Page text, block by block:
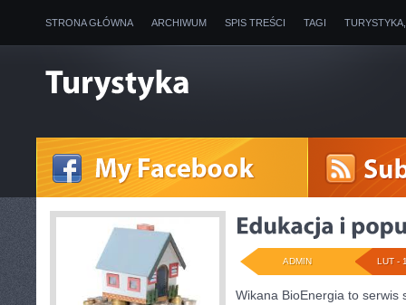
STRONA GŁÓWNA ARCHIWUM SPIS TREŚCI TAGI
LUT -
ADMIN
Wikana BioEnergia to serwis